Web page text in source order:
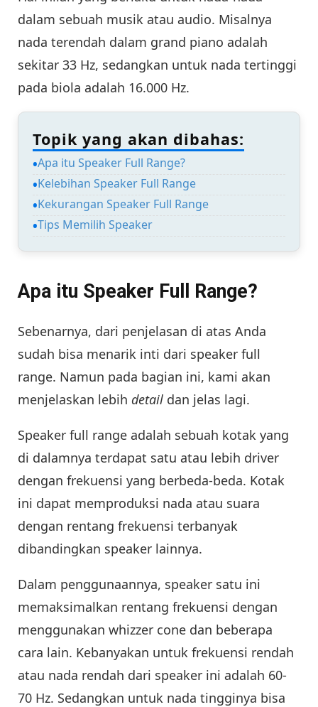
dalam sebuah musik atau audio. Misalnya
nada terendah dalam grand piano adalah
sekitar 33 Hz, sedangkan untuk nada tertinggi
pada biola adalah 16.000 Hz.
Topik yang akan dibahas:
Apa itu Speaker Full Range?
Kelebihan Speaker Full Range
Kekurangan Speaker Full Range
Tips Memilih Speaker
Apa itu Speaker Full Range?
Sebenarnya, dari penjelasan di atas Anda
sudah bisa menarik inti dari speaker full
range. Namun pada bagian ini, kami akan
menjelaskan lebih detail dan jelas lagi.
Speaker full range adalah sebuah kotak yang
di dalamnya terdapat satu atau lebih driver
dengan frekuensi yang berbeda-beda. Kotak
ini dapat memproduksi nada atau suara
dengan rentang frekuensi terbanyak
dibandingkan speaker lainnya.
Dalam penggunaannya, speaker satu ini
memaksimalkan rentang frekuensi dengan
menggunakan whizzer cone dan beberapa
cara lain. Kebanyakan untuk frekuensi rendah
atau nada rendah dari speaker ini adalah 60-
70 Hz. Sedangkan untuk nada tingginya bisa